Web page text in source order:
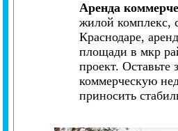
Аренда
жилой комплекс,
Краснодаре,
площади в мкр
проект.
коммерческую
приносить